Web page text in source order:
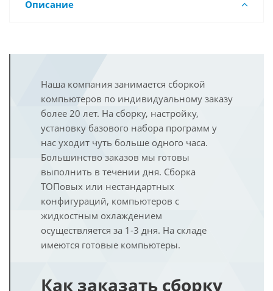
Описание
Наша компания занимается сборкой
компьютеров по индивидуальному заказу
более 20 лет. На сборку, настройку,
установку базового набора программ у
нас уходит чуть больше одного часа.
Большинство заказов мы готовы
выполнить в течении дня. Сборка
ТОПовых или нестандартных
конфигураций, компьютеров с
жидкостным охлаждением
осуществляется за 1-3 дня. На складе
имеются готовые компьютеры.
Как заказать сборку